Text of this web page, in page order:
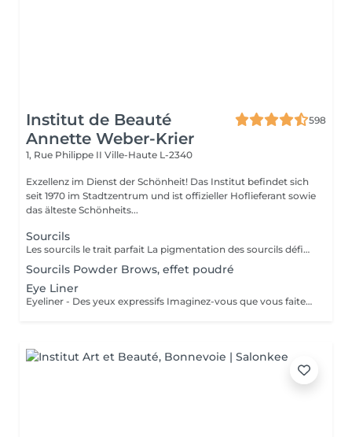
Institut de Beauté
Annette Weber-Krier
598
1, Rue Philippe II Ville-Haute L-2340
Exzellenz im Dienst der Schönheit! Das Institut befindet sich
seit 1970 im Stadtzentrum und ist offizieller Hoflieferant sowie
das älteste Schönheits...
Sourcils
Les sourcils le trait parfait La pigmentation des sourcils définit les traits de votre visage en créant un cadre optique. Le tracé du sourcil exprime votre état d'âme et peut même vous donner un aspect plus jeune. Mais les sourcils peuvent aussi pousser de manière très irrégulière jusqu'à ne plus pousser du tout. Dans ce cas le maquillage permanent est la solution idéale. On choisira une couleur qui vous correspond, ensuite on vous fera un dessin des sourcils au crayon. Quand on aura obtenu le résultat parfait, nous allons commencer à pigmenter des poils très fins. A partir de ce jour vous allez vous réveiller tous les matins avec des sourcils parfaits.
Sourcils Powder Brows, effet poudré
Eye Liner
Eyeliner - Des yeux expressifs Imaginez-vous que vous faites du sport, que vous allez vous baigner ou au sauna et que votre Eyeliner ne s'efface pas, ne coule pas plus jamais. Vos cils paraissent plus fournis et vos yeux sont plus expressifs grâce à un Eyeliner fin. L'Eyeliner est aussi la solution parfaite si vous portez des lentilles ou si vous avez des problèmes de vue ou bien si vous voulez tout simplement gagner du temps. Vous avez le choix entre un Eyeliner très fin et discret et un Eyeliner décoratif, tout comme vous le souhaitez. Dans tous les cas l'Eyeliner mettra vos yeux en valeur.